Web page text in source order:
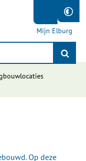
Mijn Elburg
Op deze